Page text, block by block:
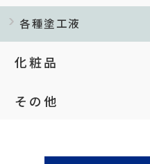
各種塗工液
化粧品
その他